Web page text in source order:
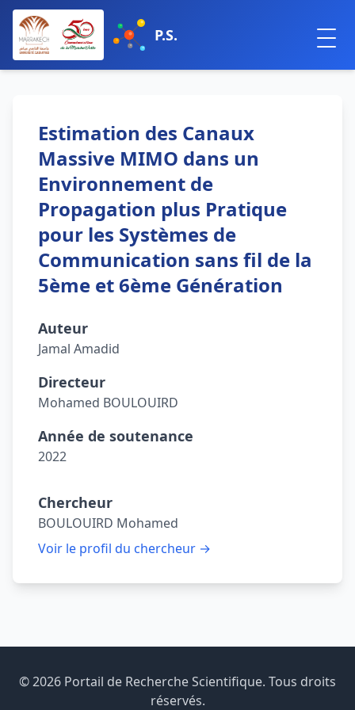
P.S.
Estimation des Canaux
Massive MIMO dans un
Environnement de
Propagation plus Pratique
pour les Systèmes de
Communication sans fil de la
5ème et 6ème Génération
Auteur
Jamal Amadid
Directeur
Mohamed BOULOUIRD
Année de soutenance
2022
Chercheur
BOULOUIRD Mohamed
Voir le profil du chercheur →
© 2026 Portail de Recherche Scientifique. Tous droits
réservés.